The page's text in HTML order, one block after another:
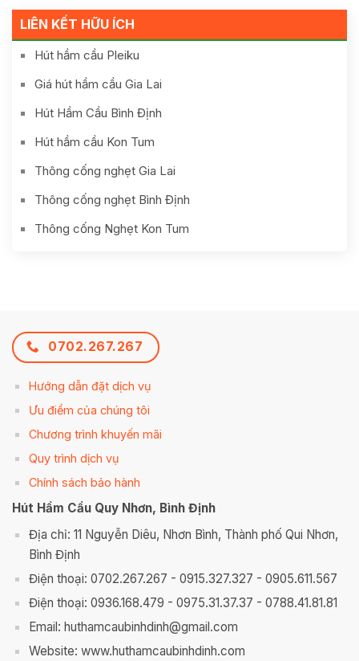
LIÊN KẾT HỮU ÍCH
Hút hầm cầu Pleiku
Giá hút hầm cầu Gia Lai
Hút Hầm Cầu Bình Định
Hút hầm cầu Kon Tum
Thông cống nghẹt Gia Lai
Thông cống nghẹt Bình Định
Thông cống Nghẹt Kon Tum
0702.267.267
Hướng dẫn đặt dịch vụ
Ưu điểm của chúng tôi
Chương trình khuyến mãi
Quy trình dịch vụ
Chính sách bảo hành
Hút Hầm Cầu Quy Nhơn, Bình Định
Địa chỉ: 11 Nguyễn Diêu, Nhơn Bình, Thành phố Qui Nhơn,
Bình Định
Điện thoại: 0702.267.267 - 0915.327.327 - 0905.611.567
Điện thoại: 0936.168.479 - 0975.31.37.37 - 0788.41.81.81
Email: huthamcaubinhdinh@gmail.com
Website: www.huthamcaubinhdinh.com